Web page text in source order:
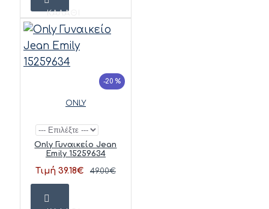
ΚΑΛΆΘΙ
-20 %
ONLY
Only Γυναικείο Jean
Emily 15259634
Τιμή 39.18€ 49.00€